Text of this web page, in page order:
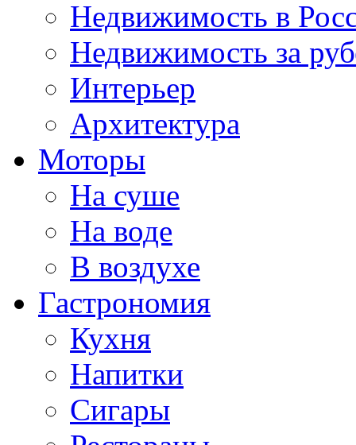
Недвижимость в
Недвижимость за
Интерьер
Архитектура
Моторы
На суше
На воде
В воздухе
Гастрономия
Кухня
Напитки
Сигары